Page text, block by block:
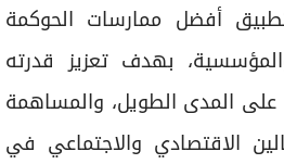
أفضل ممارسات الحوكمة
بهدف تعزيز قدرته
المدى الطويل، والمساهمة
الاقتصادي والاجتماعي في